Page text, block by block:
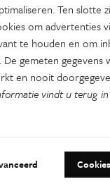
tijdens een
een nieuw
tegeltjes een vloer
niet zo bijzonder,
aperiodiek: er
in het
Ten slotte
om advertenties
te houden en om
gemeten gegevens
en nooit
vindt u terug